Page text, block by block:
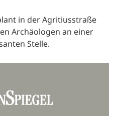
in der Agritiusstraße
Archäologen an einer
Stelle.